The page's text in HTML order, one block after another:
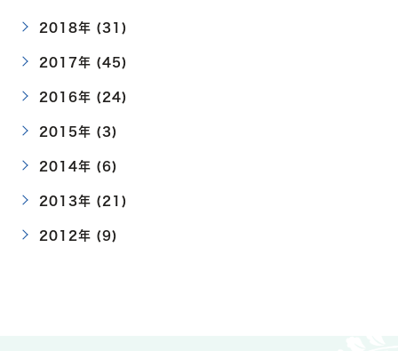
2018年 (31)
2017年 (45)
2016年 (24)
2015年 (3)
2014年 (6)
2013年 (21)
2012年 (9)